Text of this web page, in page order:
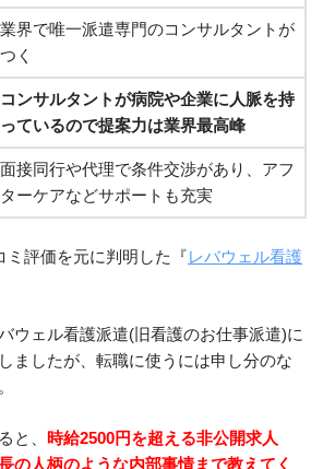
業界で唯一派遣専門のコンサルタントが
つく
コンサルタントが病院や企業に人脈を持
っているので提案力は業界最高峰
面接同行や代理で条件交渉があり、アフ
ターケアなどサポートも充実
ミ評価を元に判明した『レバウェル看護
ウェル看護派遣(旧看護のお仕事派遣)に
ましたが、転職に使うには申し分のな
と、 時給2500円を超える非公開求人
の人柄のような内部事情まで教えてく